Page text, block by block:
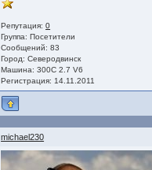
Репутация:0
Группа:Посетители
Сообщений: 83
Город: Северодвинск
Машина: 300С 2.7 V6
Регистрация: 14.11.2011
michael230